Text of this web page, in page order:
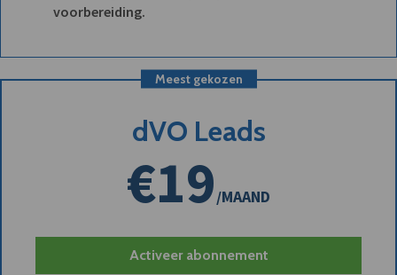
voorbereiding.
Meest gekozen
dVO Leads
€19/MAAND
Activeer abonnement